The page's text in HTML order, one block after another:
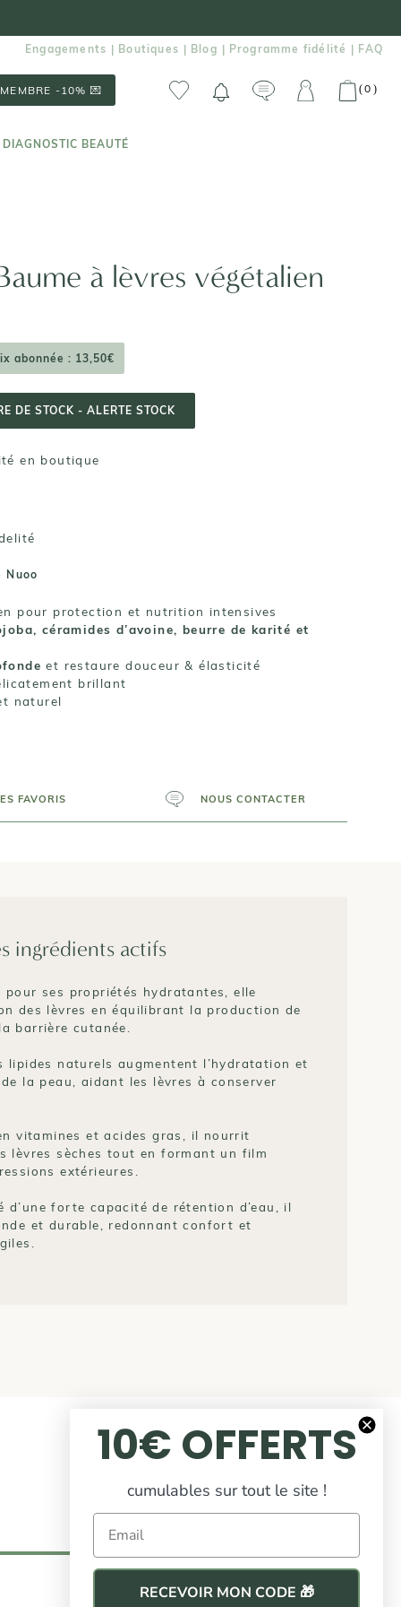
Engagements | Boutiques | Blog | Programme fidélité | FAQ
DIAGNOSTIC BEAUTÉ
-10% 💌 (0 )
à lèvres végétalien
abonnée : 13,50€
DE STOCK - ALERTE STOCK
en boutique
Nuoo
pour protection et nutrition intensives
céramides d’avoine, beurre de karité et
et restaure douceur & élasticité
brillant
naturel
FAVORIS NOUS CONTACTER
ingrédients actifs
pour ses propriétés hydratantes, elle
des lèvres en équilibrant la production de
barrière cutanée.
lipides naturels augmentent l’hydratation et
la peau, aidant les lèvres à conserver
vitamines et acides gras, il nourrit
lèvres sèches tout en formant un film
extérieures.
d’une forte capacité de rétention d’eau, il
et durable, redonnant confort et
10€ OFFERTS
cumulables sur tout le site !
Email
RECEVOIR MON CODE 🎁